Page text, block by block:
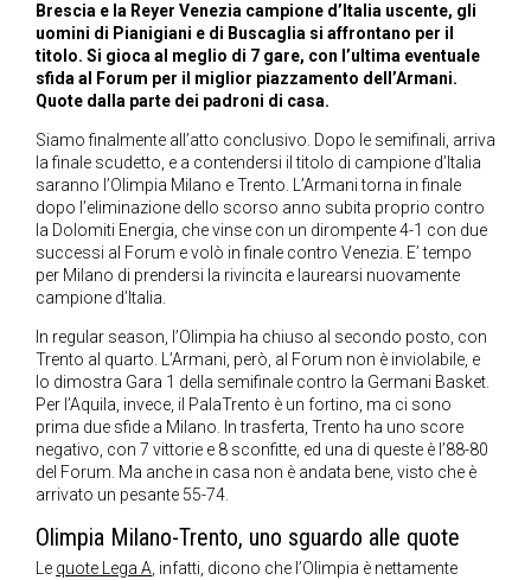
Brescia e la Reyer Venezia campione d’Italia uscente, gli
uomini di Pianigiani e di Buscaglia si affrontano per il
titolo. Si gioca al meglio di 7 gare, con l’ultima eventuale
sfida al Forum per il miglior piazzamento dell’Armani.
Quote dalla parte dei padroni di casa.
Siamo finalmente all’atto conclusivo. Dopo le semifinali, arriva
la finale scudetto, e a contendersi il titolo di campione d’Italia
saranno l’Olimpia Milano e Trento. L’Armani torna in finale
dopo l’eliminazione dello scorso anno subita proprio contro
la Dolomiti Energia, che vinse con un dirompente 4-1 con due
successi al Forum e volò in finale contro Venezia. E’ tempo
per Milano di prendersi la rivincita e laurearsi nuovamente
campione d’Italia.
In regular season, l’Olimpia ha chiuso al secondo posto, con
Trento al quarto. L’Armani, però, al Forum non è inviolabile, e
lo dimostra Gara 1 della semifinale contro la Germani Basket.
Per l’Aquila, invece, il PalaTrento è un fortino, ma ci sono
prima due sfide a Milano. In trasferta, Trento ha uno score
negativo, con 7 vittorie e 8 sconfitte, ed una di queste è l’88-80
del Forum. Ma anche in casa non è andata bene, visto che è
arrivato un pesante 55-74.
Olimpia Milano-Trento, uno sguardo alle quote
Le quote Lega A, infatti, dicono che l’Olimpia è nettamente